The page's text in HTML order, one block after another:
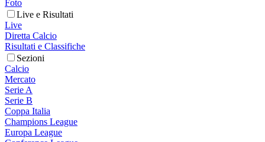
Foto
Live e Risultati
Live
Diretta Calcio
Risultati e Classifiche
Sezioni
Calcio
Mercato
Serie A
Serie B
Coppa Italia
Champions League
Europa League